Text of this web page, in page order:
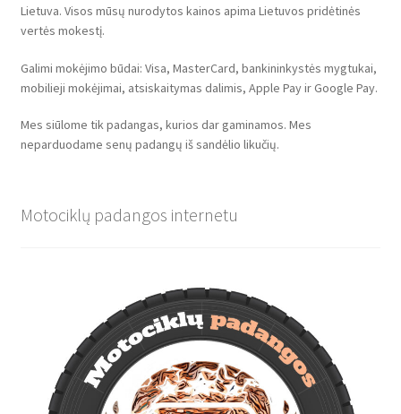
Lietuva. Visos mūsų nurodytos kainos apima Lietuvos pridėtinės
vertės mokestį.
Galimi mokėjimo būdai: Visa, MasterCard, bankininkystės mygtukai,
mobilieji mokėjimai, atsiskaitymas dalimis, Apple Pay ir Google Pay.
Mes siūlome tik padangas, kurios dar gaminamos. Mes
neparduodame senų padangų iš sandėlio likučių.
Motociklų padangos internetu